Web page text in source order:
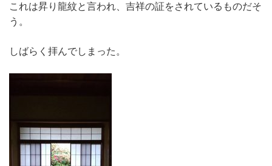
これは昇り龍紋と言われ、吉祥の証をされているものだそ
う。
しばらく拝んでしまった。